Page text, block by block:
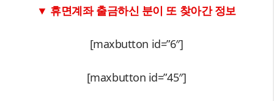
▼ 휴면계좌 출금하신 분이 또 찾아간 정보
[maxbutton id=”6″]
[maxbutton id=”45″]